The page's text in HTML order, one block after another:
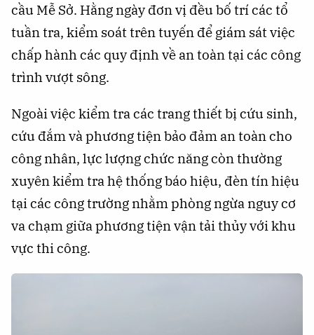
cầu Mễ Sở. Hằng ngày đơn vị đều bố trí các tổ
tuần tra, kiểm soát trên tuyến để giám sát việc
chấp hành các quy định về an toàn tại các công
trình vượt sông.
Ngoài việc kiểm tra các trang thiết bị cứu sinh,
cứu đắm và phương tiện bảo đảm an toàn cho
công nhân, lực lượng chức năng còn thường
xuyên kiểm tra hệ thống báo hiệu, đèn tín hiệu
tại các công trường nhằm phòng ngừa nguy cơ
va chạm giữa phương tiện vận tải thủy với khu
vực thi công.